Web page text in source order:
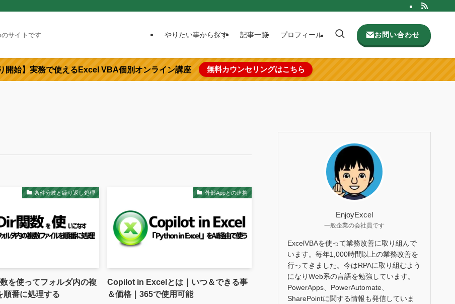
サイトです やりたい事から探す 記事一覧 プロフィール お問い合わせ
開始】実務で使えるExcel VBA個別オンライン講座 無料カウンセリングはこちら
条件分岐と繰り返し処理
を使ってフォルダ内の複
順番に処理する
外部Appとの連携
Copilot in Excelとは｜いつ＆できる事
＆価格｜365で使用可能
EnjoyExcel
一般企業の会社員です
ExcelVBAを使って業務改善に取り組んで
います。毎年1,000時間以上の業務改善を
行ってきました。今はRPAに取り組むよう
になりWeb系の言語を勉強しています。
PowerApps、PowerAutomate、
SharePointに関する情報も発信していま